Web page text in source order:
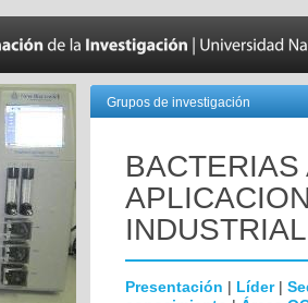
Grupos de investigación
Presentación | Líder|